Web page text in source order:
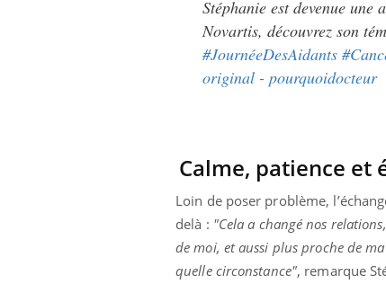
Stéphanie est devenue
Novartis, découvrez son
#JournéeDesAidants
original - pourquoidocteur
Calme, patience et
Loin de poser problème,
delà : "Cela a changé nos
de moi, et aussi plus proche de
quelle circonstance", remarque